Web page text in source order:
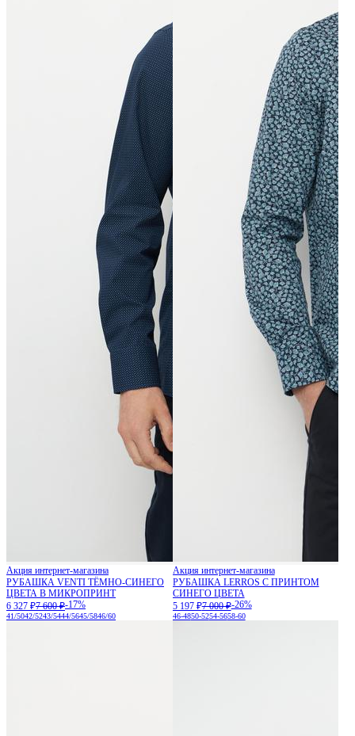
Акция интернет-магазина
РУБАШКА VENTI ТЁМНО-СИНЕГО
ЦВЕТА В МИКРОПРИНТ
6 327 ₽7 600 ₽-17%
41/5042/5243/5444/5645/5846/60
Акция интернет-магазина
РУБАШКА LERROS С ПРИНТОМ
СИНЕГО ЦВЕТА
5 197 ₽7 000 ₽-26%
46-4850-5254-5658-60